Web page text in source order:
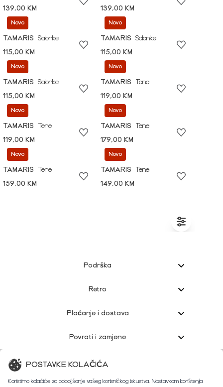
139,00 KM
139,00 KM
Novo
TAMARIS
Salonke
115,00 KM
Novo
TAMARIS
Salonke
115,00 KM
Novo
TAMARIS
Salonke
115,00 KM
Novo
TAMARIS
Tene
119,00 KM
Novo
TAMARIS
Tene
119,00 KM
Novo
TAMARIS
Tene
179,00 KM
Novo
TAMARIS
Tene
159,00 KM
Novo
TAMARIS
Tene
149,00 KM
Podrška
Retro
Plaćanje i dostava
Povrati i zamjene
Korisnička podrška
POSTAVKE KOLAČIĆA
Koristimo kolačiće za poboljšanje vašeg korisničkog iskustva. Nastavkom korištenja